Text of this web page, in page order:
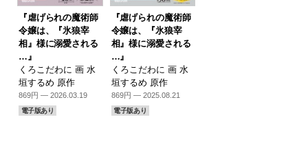
『虐げられの魔術師
令嬢は、『氷狼宰
相』様に溺愛される
…』
くろこだわに 画 水
垣するめ 原作
869円 — 2026.03.19
電子版あり
『虐げられの魔術師
令嬢は、『氷狼宰
相』様に溺愛される
…』
くろこだわに 画 水
垣するめ 原作
869円 — 2025.08.21
電子版あり